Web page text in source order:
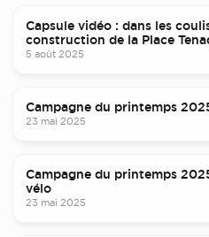
Capsule vidéo : dans les
construction de la Place
5 août 2025
Campagne du printemps
23 mai 2025
Campagne du printemps
vélo
23 mai 2025